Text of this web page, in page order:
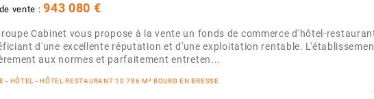
vente :943 080 €
Cabinet vous propose à la vente un fonds de commerce d'hôtel-
d'une excellente réputation et d'une exploitation rentable.
aux normes et parfaitement entreten...
- HÔTEL - HÔTEL RESTAURANT 10 786 M² BOURG EN BRESSE